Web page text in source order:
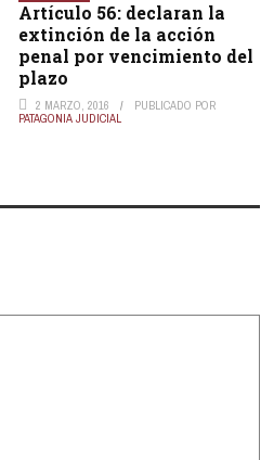
Artículo 56: declaran la
extinción de la acción
penal por vencimiento del
plazo
2 MARZO, 2016
PUBLICADO POR
PATAGONIA JUDICIAL